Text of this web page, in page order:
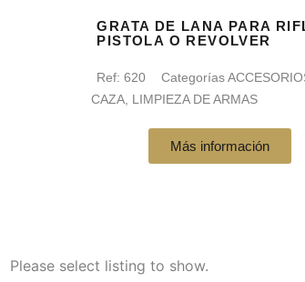
GRATA DE LANA PARA
PISTOLA O REVOLVER
Ref:620 Categorías
CAZA, LIMPIEZA DE ARMAS
Más información
Please select listing to show.